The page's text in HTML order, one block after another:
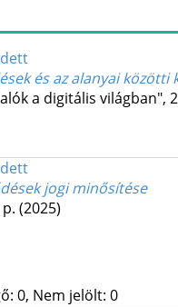
és az alanyai
a digitális világban",
jogi minősítése
(2025)
0, Nem jelölt: 0